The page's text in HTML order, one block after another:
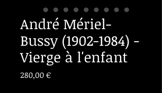
André Mériel-
Bussy (1902-1984) -
Vierge à l'enfant
280,00 €Prix